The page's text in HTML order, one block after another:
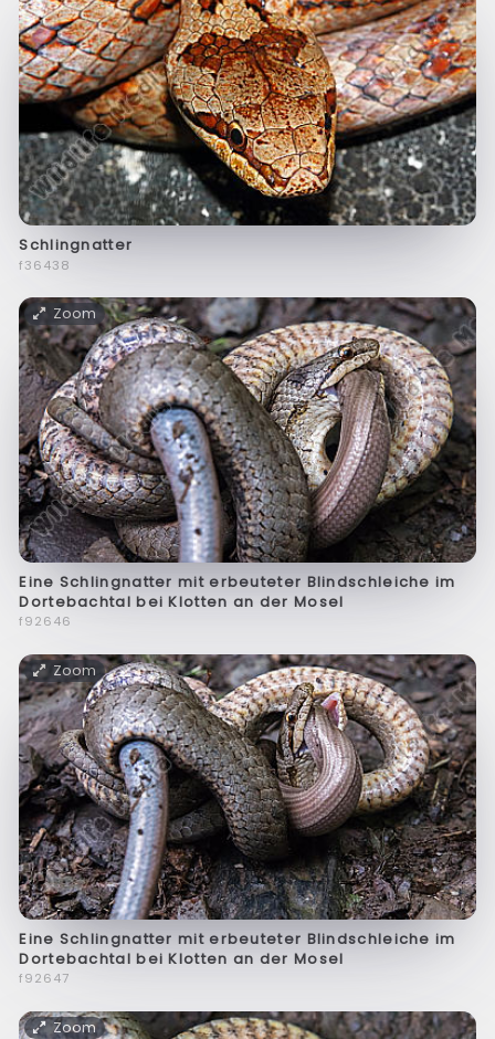
Schlingnatter
f36438
Zoom
Eine Schlingnatter mit erbeuteter Blindschleiche im
Dortebachtal bei Klotten an der Mosel
f92646
Zoom
Eine Schlingnatter mit erbeuteter Blindschleiche im
Dortebachtal bei Klotten an der Mosel
f92647
Zoom